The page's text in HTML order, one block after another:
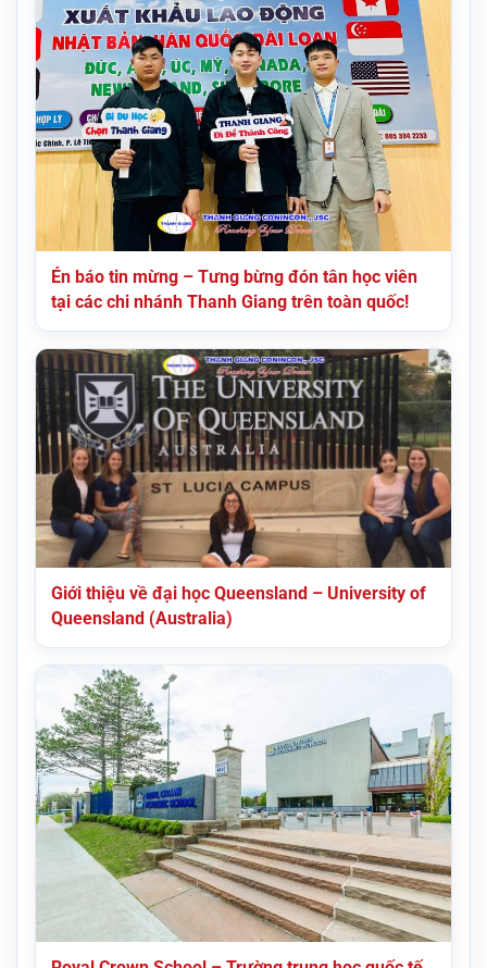
Én báo tin mừng – Tưng bừng đón tân học viên
tại các chi nhánh Thanh Giang trên toàn quốc!
Giới thiệu về đại học Queensland – University of
Queensland (Australia)